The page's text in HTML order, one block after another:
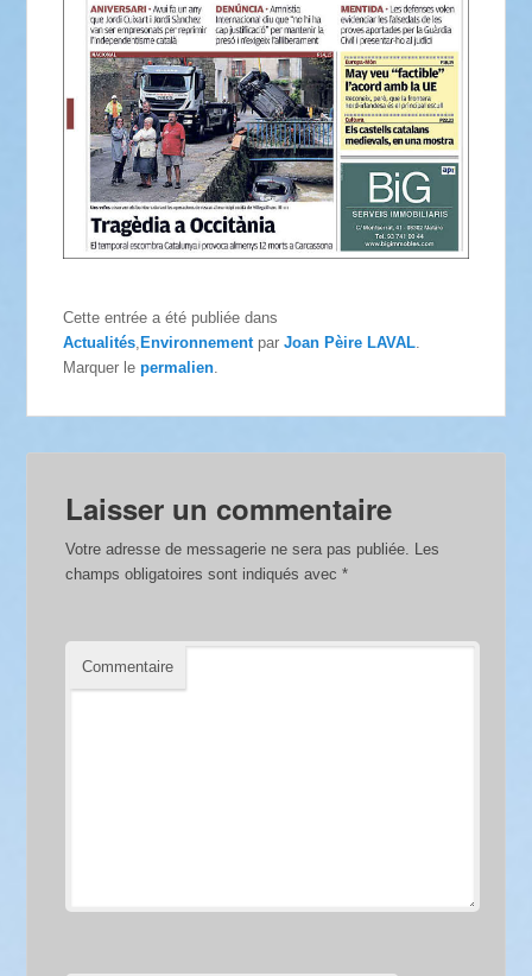
Cette entrée a été publiée dans
Actualités ,Environnement parJoan Pèire LAVAL
Marquer lepermalien
Laisser un commentaire
Votre adresse de messagerie ne sera pas publiée. Les
champs obligatoires sont indiqués avec*
Commentaire